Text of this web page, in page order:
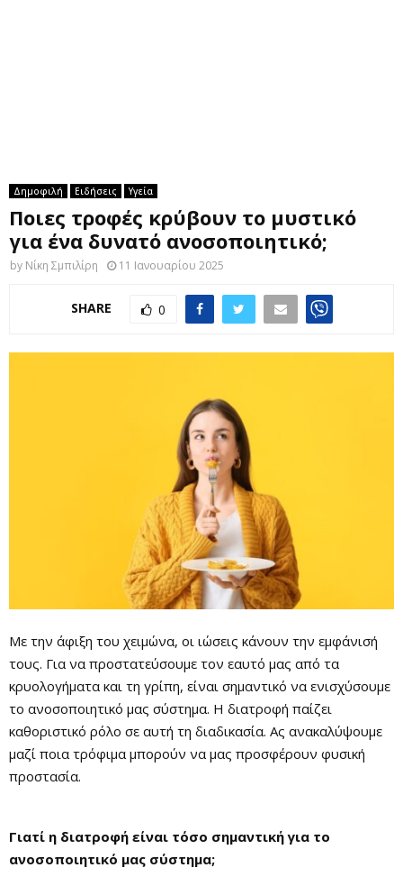
Δημοφιλή Ειδήσεις Υγεία
Ποιες τροφές κρύβουν το μυστικό
για ένα δυνατό ανοσοποιητικό;
by Νίκη Σμπιλίρη 11 Ιανουαρίου 2025
SHARE 0
Με την άφιξη του χειμώνα, οι ιώσεις κάνουν την εμφάνισή
τους. Για να προστατεύσουμε τον εαυτό μας από τα
κρυολογήματα και τη γρίπη, είναι σημαντικό να ενισχύσουμε
το ανοσοποιητικό μας σύστημα. Η διατροφή παίζει
καθοριστικό ρόλο σε αυτή τη διαδικασία. Ας ανακαλύψουμε
μαζί ποια τρόφιμα μπορούν να μας προσφέρουν φυσική
προστασία.
Γιατί η διατροφή είναι τόσο σημαντική για το
ανοσοποιητικό μας σύστημα;